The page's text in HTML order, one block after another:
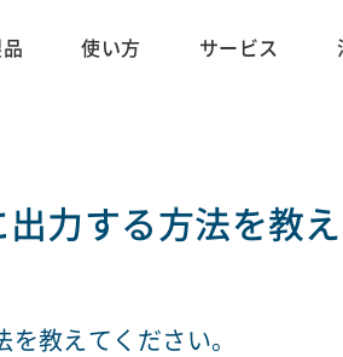
使い方 サービス
力する方法を教え
教えてください。